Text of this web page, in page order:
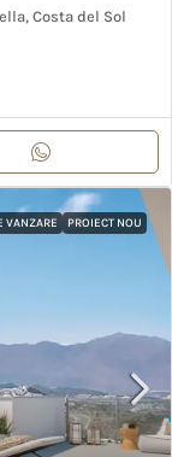
Costa del Sol
VANZARE PROIECT NOU